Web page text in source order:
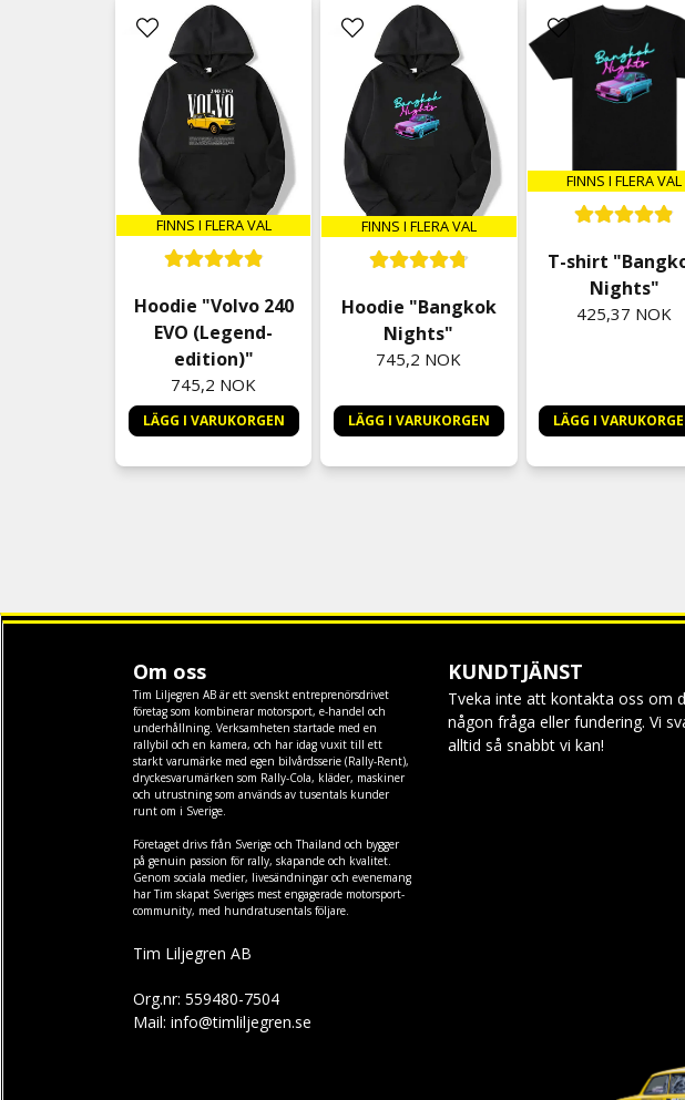
FINNS I FLERA VAL
Hoodie "Volvo 240
EVO (Legend-
edition)"
745,2 NOK
LÄGG I VARUKORGEN
FINNS I FLERA VAL
Hoodie "Bangkok
Nights"
745,2 NOK
LÄGG I VARUKORGEN
FINNS I FLERA VAL
T-shirt
Nights"
425,37 NOK
LÄGG I
Om oss
Tim Liljegren AB är ett svenskt entreprenörsdrivet
företag som kombinerar motorsport, e-handel och
underhållning. Verksamheten startade med en
rallybil och en kamera, och har idag vuxit till ett
starkt varumärke med egen bilvårdsserie (Rally-Rent),
dryckesvarumärken som Rally-Cola, kläder, maskiner
och utrustning som används av tusentals kunder
runt om i Sverige.
Företaget drivs från Sverige och Thailand och bygger
på genuin passion för rally, skapande och kvalitet.
Genom sociala medier, livesändningar och evenemang
har Tim skapat Sveriges mest engagerade motorsport-
community, med hundratusentals följare.
Tim Liljegren AB
Org.nr: 559480-7504
Mail: info@timliljegren.se
KUNDTJÄNST
Tveka inte att kontakta oss om
någon fråga eller fundering. Vi
alltid så snabbt vi kan!